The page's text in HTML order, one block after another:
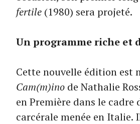
fertile (1980) sera projeté.
Un programme riche et
Cette nouvelle édition est
Cam(m)ino de Nathalie
en Première dans le
carcérale menée en Italie.